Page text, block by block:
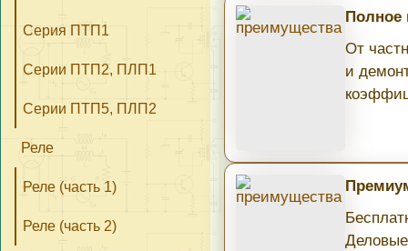
От
и
Серия ПТП1
Серии ПТП2, ПЛП1
Серии ПТП5, ПЛП2
Реле
Реле (часть 1)
Реле (часть 2)